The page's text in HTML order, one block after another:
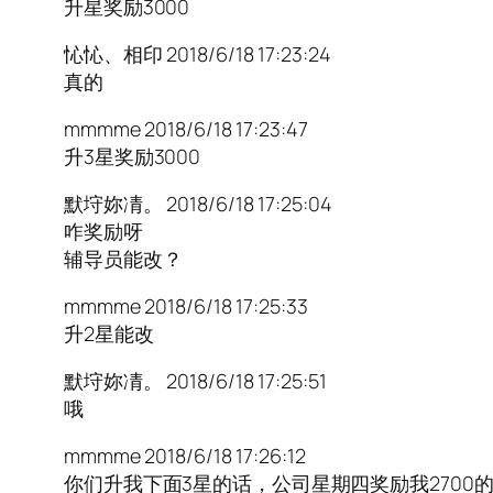
升星奖励3000
㤈㤈、相印 2018/6/18 17:23:24
真的
mmmme 2018/6/18 17:23:47
升3星奖励3000
默垨妳凊。 2018/6/18 17:25:04
咋奖励呀
辅导员能改？
mmmme 2018/6/18 17:25:33
升2星能改
默垨妳凊。 2018/6/18 17:25:51
哦
mmmme 2018/6/18 17:26:12
你们升我下面3星的话，公司星期四奖励我2700